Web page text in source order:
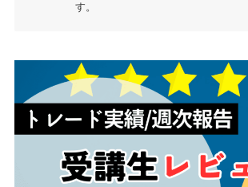
す。